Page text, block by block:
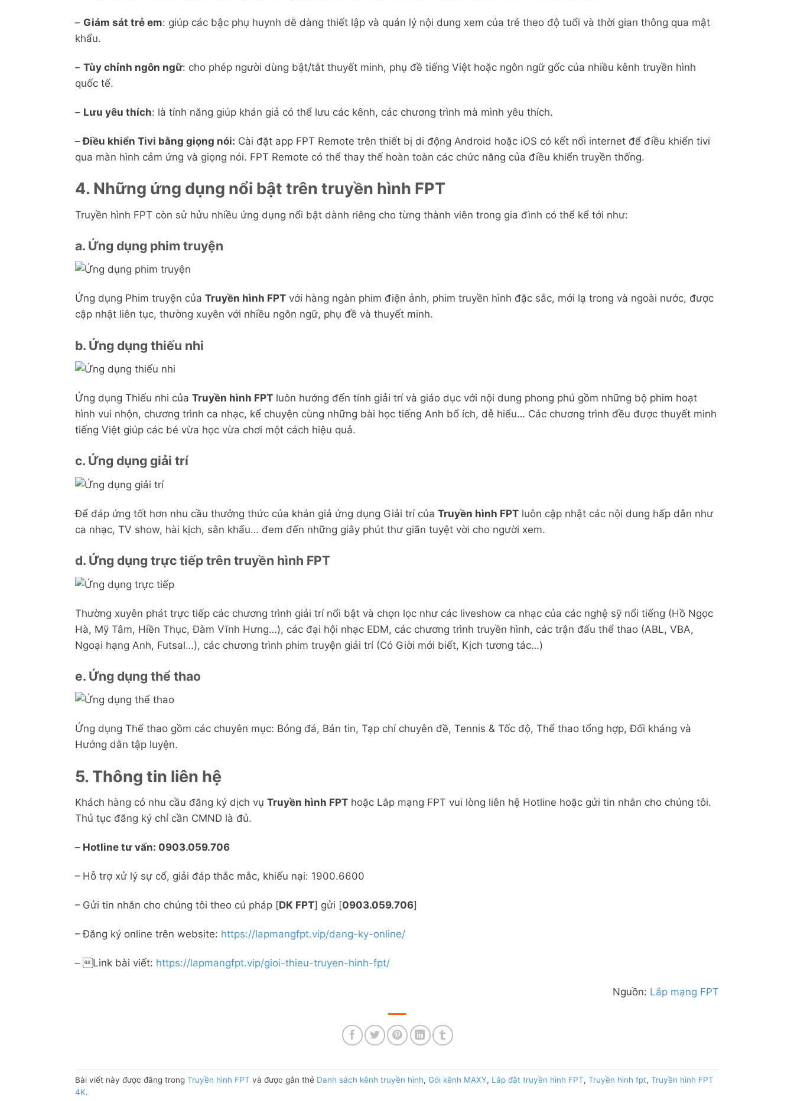
– Giám sát trẻ em: giúp các bậc phụ huynh dễ dàng thiết lập và quản lý nội dung xem của trẻ theo độ tuổi và thời gian thông qua mật
khẩu.
– Tùy chỉnh ngôn ngữ: cho phép người dùng bật/tắt thuyết minh, phụ đề tiếng Việt hoặc ngôn ngữ gốc của nhiều kênh truyền hình
quốc tế.
– Lưu yêu thích: là tính năng giúp khán giả có thể lưu các kênh, các chương trình mà mình yêu thích.
–Điều khiển Tivi bằng giọng nói: Cài đặt app FPT Remote trên thiết bị di động Android hoặc iOS có kết nối internet để điều khiển tivi
qua màn hình cảm ứng và giọng nói. FPT Remote có thể thay thế hoàn toàn các chức năng của điều khiển truyền thống.
4. Những ứng dụng nổi bật trên truyền hình FPT
Truyền hình FPT còn sử hửu nhiều ứng dụng nổi bật dành riêng cho từng thành viên trong gia đình có thể kể tới như:
a. Ứng dụng phim truyện
Ứng dụng Phim truyện của Truyền hình FPT với hàng ngàn phim điện ảnh, phim truyền hình đặc sắc, mới lạ trong và ngoài nước, được
cập nhật liên tục, thường xuyên với nhiều ngôn ngữ, phụ đề và thuyết minh.
b. Ứng dụng thiếu nhi
Ứng dụng Thiếu nhi của Truyền hình FPT luôn hướng đến tính giải trí và giáo dục với nội dung phong phú gồm những bộ phim hoạt
hình vui nhộn, chương trình ca nhạc, kể chuyện cùng những bài học tiếng Anh bổ ích, dễ hiểu… Các chương trình đều được thuyết minh
tiếng Việt giúp các bé vừa học vừa chơi một cách hiệu quả.
c. Ứng dụng giải trí
Để đáp ứng tốt hơn nhu cầu thưởng thức của khán giả ứng dụng Giải trí của Truyền hình FPT luôn cập nhật các nội dung hấp dẫn như
ca nhạc, TV show, hài kịch, sân khấu… đem đến những giây phút thư giãn tuyệt vời cho người xem.
d. Ứng dụng trực tiếp trên truyền hình FPT
Thường xuyên phát trực tiếp các chương trình giải trí nổi bật và chọn lọc như các liveshow ca nhạc của các nghệ sỹ nổi tiếng (Hồ Ngọc
Hà, Mỹ Tâm, Hiền Thục, Đàm Vĩnh Hưng…), các đại hội nhạc EDM, các chương trình truyền hình, các trận đấu thể thao (ABL, VBA,
Ngoại hạng Anh, Futsal…), các chương trình phim truyện giải trí (Có Giời mới biết, Kịch tương tác…)
e. Ứng dụng thể thao
Ứng dụng Thể thao gồm các chuyên mục: Bóng đá, Bản tin, Tạp chí chuyên đề, Tennis & Tốc độ, Thể thao tổng hợp, Đối kháng và
Hướng dẫn tập luyện.
5. Thông tin liên hệ
Khách hàng có nhu cầu đăng ký dịch vụ Truyền hình FPT hoặc Lắp mạng FPT vui lòng liên hệ Hotline hoặc gửi tin nhắn cho chúng tôi.
Thủ tục đăng ký chỉ cần CMND là đủ.
– Hotline tư vấn: 0903.059.706
– Hỗ trợ xử lý sự cố, giải đáp thắc mắc, khiếu nại: 1900.6600
– Gửi tin nhắn cho chúng tôi theo cú pháp [DK FPT] gửi [0903.059.706]
– Đăng ký online trên website: https://lapmangfpt.vip/dang-ky-online/
– Link bài viết: https://lapmangfpt.vip/gioi-thieu-truyen-hinh-fpt/
Nguồn: Lắp mạng FPT
Bài viết này được đăng trong Truyền hình FPT và được gắn thẻ Danh sách kênh truyền hình, Gói kênh MAXY, Lắp đặt truyền hình FPT, Truyền hình fpt, Truyền hình FPT
4K.